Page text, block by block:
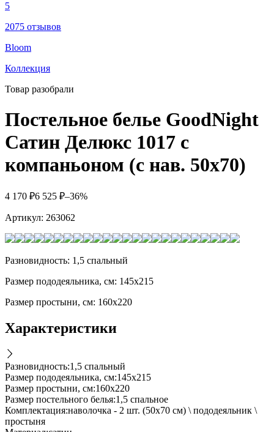
5
2075 отзывов
Bloom
Коллекция
Товар разобрали
Постельное белье GoodNight
Сатин Делюкс 1017 с
компаньоном (с нав. 50х70)
4 170 ₽6 525 ₽–36%
Артикул: 263062
Разновидность: 1,5 спальный
Размер пододеяльника, см: 145х215
Размер простыни, см: 160х220
Характеристики
Разновидность:1,5 спальный
Размер пододеяльника, см:145х215
Размер простыни, см:160х220
Размер постельного белья:1,5 спальное
Комплектация:наволочка - 2 шт. (50х70 см) \ пододеяльник \
простыня